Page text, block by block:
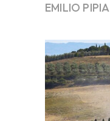
EMILIO PIPIA